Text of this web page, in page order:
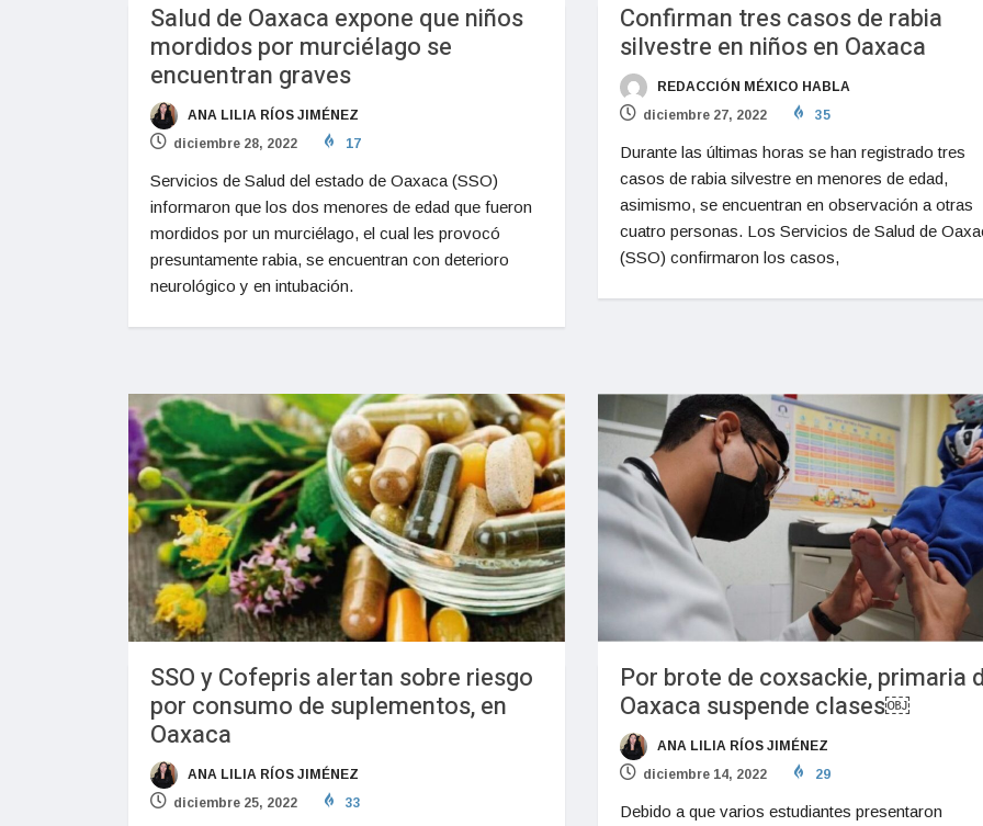
Salud de Oaxaca expone que niños
mordidos por murciélago se
encuentran graves
ANA LILIA RÍOS JIMÉNEZ
diciembre 28, 2022
17
Servicios de Salud del estado de Oaxaca (SSO)
informaron que los dos menores de edad que fueron
mordidos por un murciélago, el cual les provocó
presuntamente rabia, se encuentran con deterioro
neurológico y en intubación.
Confirman tres casos de rabia
silvestre en niños en Oaxaca
REDACCIÓN MÉXICO HABLA
diciembre 27, 2022
35
Durante las últimas horas se han registrado tres
casos de rabia silvestre en menores de edad,
asimismo, se encuentran en observación a otras
cuatro personas. Los Servicios de Salud de
(SSO) confirmaron los casos,
SSO y Cofepris alertan sobre riesgo
por consumo de suplementos, en
Oaxaca
ANA LILIA RÍOS JIMÉNEZ
diciembre 25, 2022
33
Por brote de coxsackie, primaria
Oaxaca suspende clases￼
ANA LILIA RÍOS JIMÉNEZ
diciembre 14, 2022
29
Debido a que varios estudiantes presentaron